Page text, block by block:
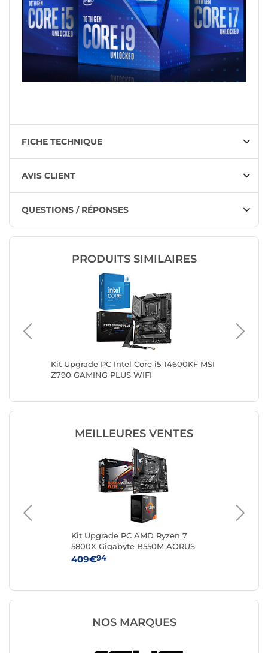
FICHE TECHNIQUE
AVIS CLIENT
QUESTIONS / RÉPONSES
PRODUITS SIMILAIRES
Kit Upgrade PC Intel Core i5-14600KF MSI
Z790 GAMING PLUS WIFI
MEILLEURES VENTES
Kit Upgrade PC AMD Ryzen 7
5800X Gigabyte B550M AORUS
ELITE
409€94
NOS MARQUES